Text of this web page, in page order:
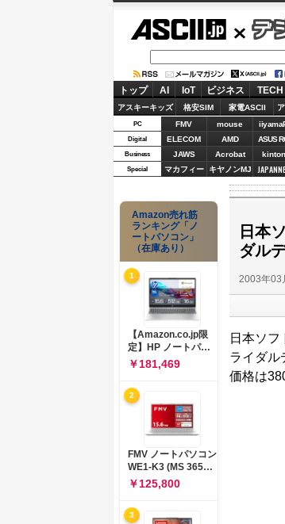
デジ
トップ AI IoT ビジネス TECH
アスキーキッズ 格安SIM 家電ASCII
PC FMV mouse
Digital ELECOM AMD ASUS
Business JAWS Acrobat
Special マカフィー キヤノンMJ
日本
ダル
2003年03
日本ソ
ライダル
価格は
Amazon売れ筋
ランキング「ノ
ートパソコン」
（在庫あり）
1
【Amazon.co.jp限
定】HP ノートパソ
コン 15-fd 15.6イン
チ インテル Core 5
120U メモリ16GB
SSD512GB
Windows 11
Microsoft Office
2024搭載 WPS
Office搭載 カメラシ
ャッター 指紋認証 薄
型 Copilotキー搭載
ナチュラルシルバー
￥181,469
2
FMV ノートパソコン
WE1-K3 (MS 365
Personal/Copilotキ
ー搭載/Win 11/15.6
型/Core
i5/16GB/SSD
￥125,800
3